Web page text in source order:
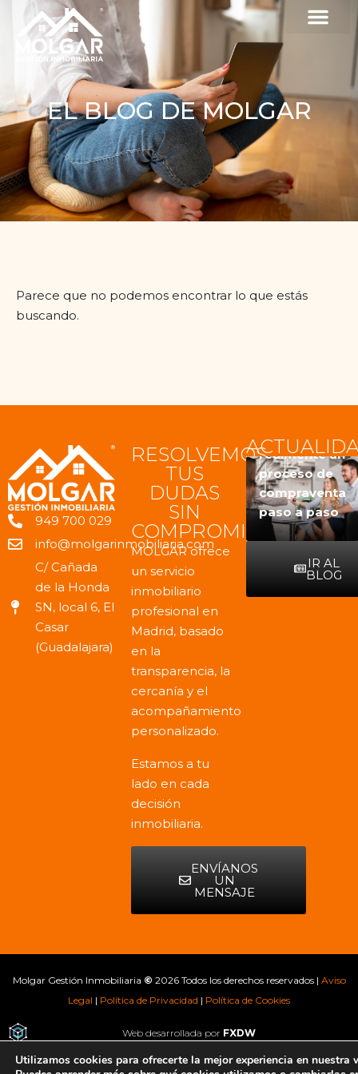
EL BLOG DE MOLGAR
Parece que no podemos encontrar lo que estás
buscando.
949 700 029
info@molgarinmobiliaria.com
C/ Cañada
de la Honda
SN, local 6, El
Casar
(Guadalajara)
RESOLVEMOS
TUS
DUDAS
SIN
COMPROMISO
MOLGAR ofrece
un servicio
inmobiliario
profesional en
Madrid, basado
en la
transparencia, la
cercanía y el
acompañamiento
personalizado.
Estamos a tu
lado en cada
decisión
inmobiliaria.
ENVÍANOS
UN
MENSAJE
cuenta antes
de vender
una vivienda
en Madrid
conviene
hacerse
estas
preguntas
realmente un
proceso de
compraventa
paso a paso
IR AL
BLOG
Molgar Gestión Inmobiliaria © 2026 Todos los derechos reservados | Aviso
Legal | Política de Privacidad | Política de Cookies
Web desarrollada por FXDW
Utilizamos cookies para ofrecerte la mejor experiencia en nuestra